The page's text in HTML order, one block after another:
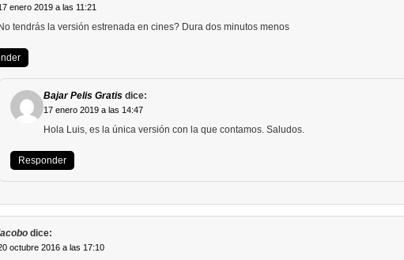
enero 2019 a las 11:21
No tendrás la versión estrenada en cines? Dura dos minutos menos
Bajar Pelis Gratis dice:
17 enero 2019 a las 14:47
Hola Luis, es la única versión con la que contamos. Saludos.
Responder
dice:
octubre 2016 a las 17:10